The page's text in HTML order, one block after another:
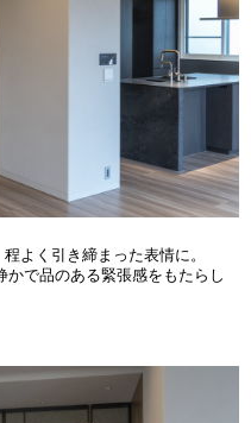
よく引き締まった表情に。
かで品のある緊張感をもたらし